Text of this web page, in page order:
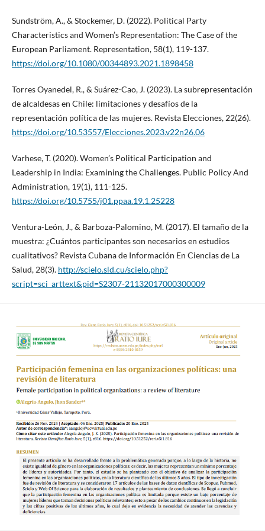
Sundström, A., & Stockemer, D. (2022). Political Party
Characteristics and Women’s Representation: The Case of the
European Parliament. Representation, 58(1), 119-137.
https://doi.org/10.1080/00344893.2021.1898458
Torres Oyanedel, R., & Suárez-Cao, J. (2023). La subrepresentación
de alcaldesas en Chile: limitaciones y desafíos de la
representación política de las mujeres. Revista Elecciones, 22(26).
https://doi.org/10.53557/Elecciones.2023.v22n26.06
Varhese, T. (2020). Women’s Political Participation and
Leadership in India: Examining the Challenges. Public Policy And
Administration, 19(1), 111-125.
https://doi.org/10.5755/j01.ppaa.19.1.25228
Ventura-León, J., & Barboza-Palomino, M. (2017). El tamaño de la
muestra: ¿Cuántos participantes son necesarios en estudios
cualitativos? Revista Cubana de Información En Ciencias de La
Salud, 28(3). http://scielo.sld.cu/scielo.php?
script=sci_arttext&pid=S2307-21132017000300009